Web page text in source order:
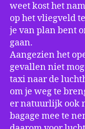
weet kost het
op het vliegveld
je van plan bent
gaan.
Aangezien het
gevallen niet
taxi naar de
om je weg te
er natuurlijk ook
bagage mee te